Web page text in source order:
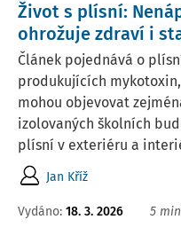
Život s plísní:
ohrožuje zdraví i
Článek pojednává o
produkujících
mohou objevovat
izolovaných školních
plísní v exteriéru a
Jan Kříž
Vydáno: 18. 3. 2026 5